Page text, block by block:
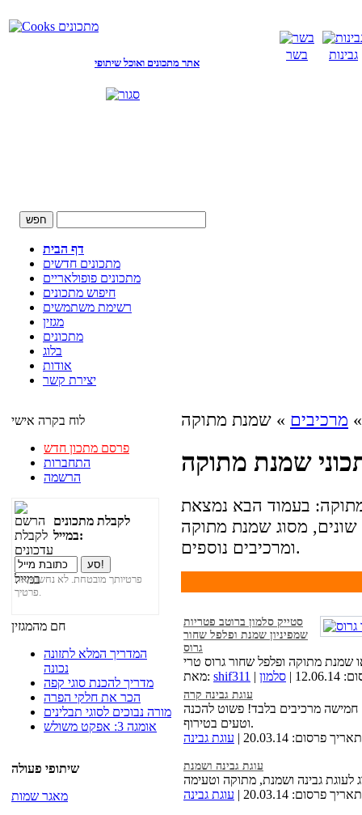
אתר מתכונים ואוכל שיתופי
בשר גבינות
דף הבית
מתכונים חדשים
מתכונים פופולאריים
חיפוש מתכונים
רשימת משתמשים
מגזין
מתכונים
בלוג
אודות
יצירת קשר
לוח בקרה אישי
פרסם מתכון חדש
התחברות
הרשמה
לקבלת מתכונים
במייל:
פרטיותך מובטחת. לא נחשוף את
פרטיך.
חם מהמגזין
המדריך המלא לתזונה
נכונה
מדריך להכנת סוגי קפה
הכר את חלקי הפרה
מורה נבוכים לסוגי תבלינים
אומגה 3: אפקט משולש
שיתופי פעולה
מאגר שמות
מרכיבים » שמנת מתוקה
שמנת מתוקה
בעמוד הבא נמצאת
מסוג שמנת מתוקה
ומרכיבים נוספים.
סטייק סלמון ברוטב פטריות
שמפיניון שמנת ופלפל שחור
גרוס
מאת: shif311 | סלמון
עוגת גבינה קרה
חמישה מרכיבים בלבד! פשוט להכנה
וטעים בטירוף.
פרסום: 20.03.14 |
עוגת גבינה
עוגת גבינה ושמנת
פרסום: 20.03.14 | עוגת גבינה